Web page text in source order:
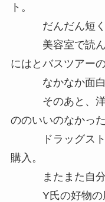
ト。
だんだん短く
美容室で読んで
にはとバスツアー
なかなか面白
そのあと、洋服
ののいいのなかった
ドラッグストア
購入。
またまた自分の
Y氏の好物の尾